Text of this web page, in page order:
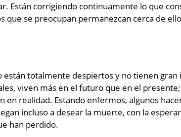
Están corrigiendo continuamente lo que
que se preocupan permanezcan cerca de
están totalmente despiertos y no tienen
viven más en el futuro que en el
en realidad. Estando enfermos, algunos
incluso a desear la muerte, con la
han perdido.